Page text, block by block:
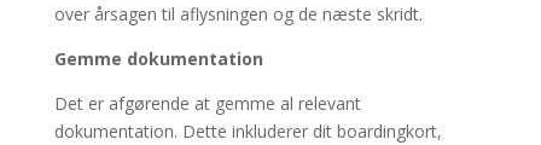
over årsagen til aflysningen og de næste skridt.
Gemme dokumentation
Det er afgørende at gemme al relevant
dokumentation. Dette inkluderer dit boardingkort,